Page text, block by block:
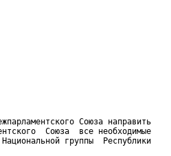
Союза направить
Союза  все необходимые
группы  Республики